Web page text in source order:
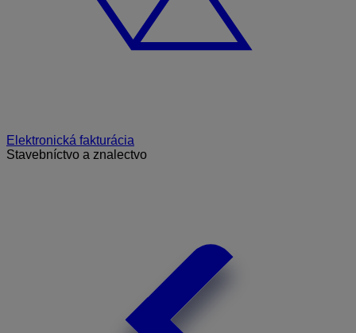
Elektronická fakturácia
Stavebníctvo a znalectvo